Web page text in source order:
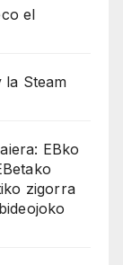
el
la Steam
EBko
zigorra